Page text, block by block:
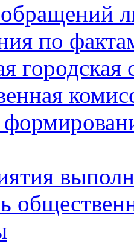
по
городская